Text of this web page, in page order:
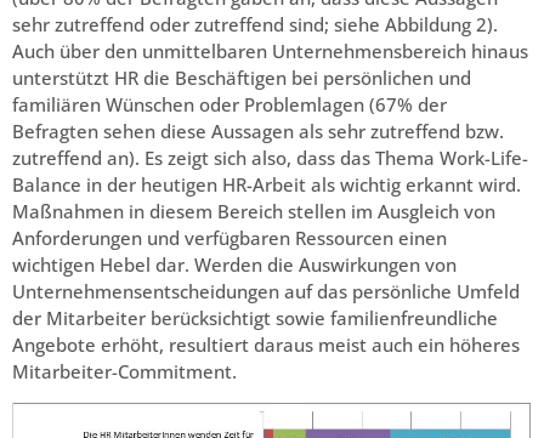
sehr zutreffend oder zutreffend sind; siehe Abbildung 2).
Auch über den unmittelbaren Unternehmensbereich hinaus
unterstützt HR die Beschäftigen bei persönlichen und
familiären Wünschen oder Problemlagen (67% der
Befragten sehen diese Aussagen als sehr zutreffend bzw.
zutreffend an). Es zeigt sich also, dass das Thema Work-Life-
Balance in der heutigen HR-Arbeit als wichtig erkannt wird.
Maßnahmen in diesem Bereich stellen im Ausgleich von
Anforderungen und verfügbaren Ressourcen einen
wichtigen Hebel dar. Werden die Auswirkungen von
Unternehmensentscheidungen auf das persönliche Umfeld
der Mitarbeiter berücksichtigt sowie familienfreundliche
Angebote erhöht, resultiert daraus meist auch ein höheres
Mitarbeiter-Commitment.